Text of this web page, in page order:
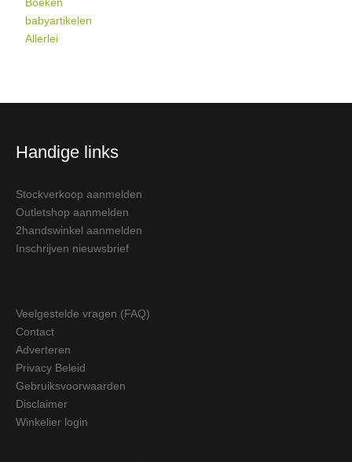
babyartikelen
Allerlei
Handige links
Stockverkoop aanmelden
Outletshop aanmelden
2handswinkel aanmelden
Inschrijven nieuwsbrief
Veelgestelde vragen (FAQ)
Contact
Adverteren
Privacy Beleid
Gebruiksvoorwaarden
Disclaimer
Winkelier login